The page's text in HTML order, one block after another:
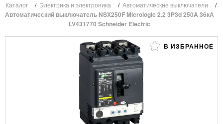
Каталог / Электрика и электроника / Автоматические выключатели /
Автоматический выключатель NSX250F Micrologic 2.2 3P3d 250A 36кА
LV431770 Schneider Electric
В ИЗБРАННОЕ